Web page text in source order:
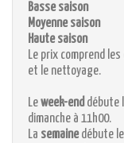
Basse saison
Moyenne saison
Haute saison
Le prix comprend
et le nettoyage.
Leweek-end débute
dimanche à 11h00.
La semainedébute